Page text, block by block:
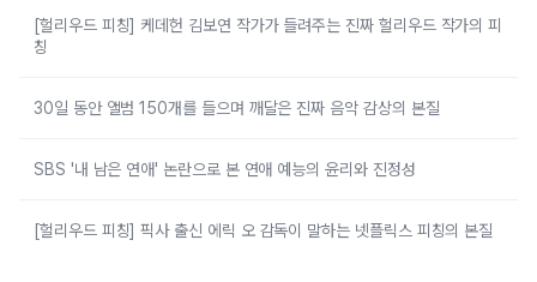
[헐리우드 피칭] 케데헌 김보연 작가가 들려주는 진짜 헐리우드 작가의 피
칭
30일 동안 앨범 150개를 들으며 깨달은 진짜 음악 감상의 본질
SBS '내 남은 연애' 논란으로 본 연애 예능의 윤리와 진정성
[헐리우드 피칭] 픽사 출신 에릭 오 감독이 말하는 넷플릭스 피칭의 본질